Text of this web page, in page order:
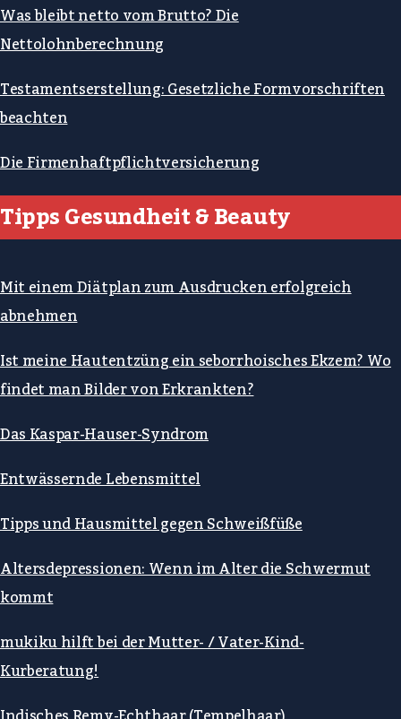
Was bleibt netto vom Brutto? Die
Nettolohnberechnung
Testamentserstellung: Gesetzliche Formvorschriften
beachten
Die Firmenhaftpflichtversicherung
Tipps Gesundheit & Beauty
Mit einem Diätplan zum Ausdrucken erfolgreich
abnehmen
Ist meine Hautentzüng ein seborrhoisches Ekzem? Wo
findet man Bilder von Erkrankten?
Das Kaspar-Hauser-Syndrom
Entwässernde Lebensmittel
Tipps und Hausmittel gegen Schweißfüße
Altersdepressionen: Wenn im Alter die Schwermut
kommt
mukiku hilft bei der Mutter- / Vater-Kind-
Kurberatung!